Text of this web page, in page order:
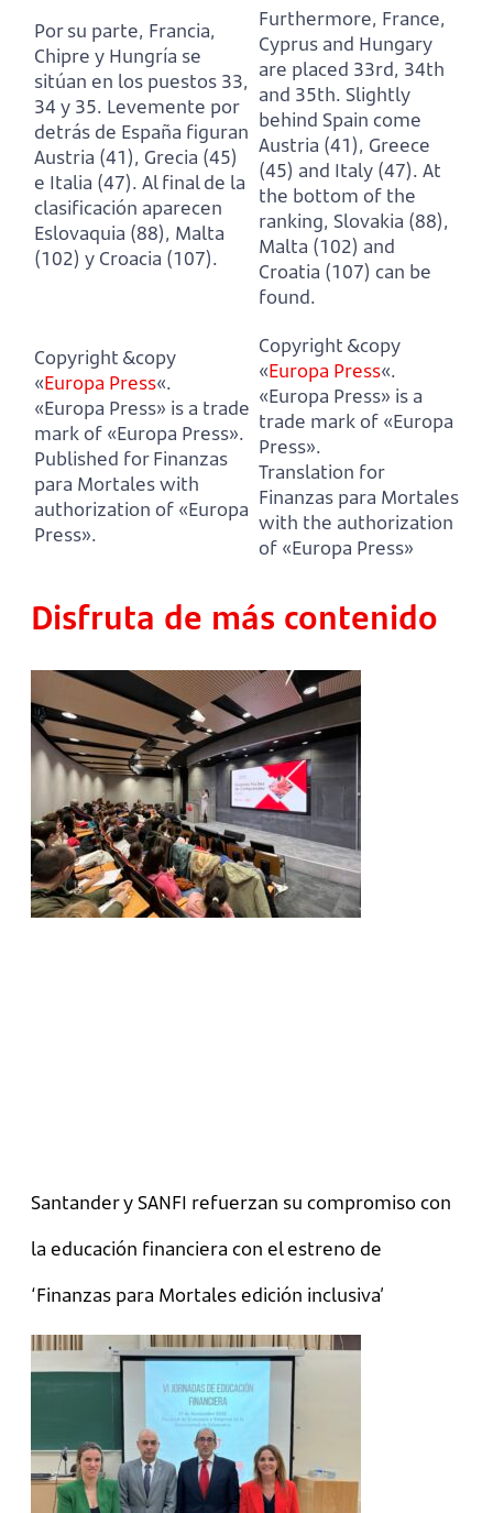
Por su parte, Francia,
Chipre y Hungría se
sitúan en los puestos 33,
34 y 35. Levemente por
detrás de España figuran
Austria (41), Grecia (45)
e Italia (47). Al final de la
clasificación aparecen
Eslovaquia (88), Malta
(102) y Croacia (107).
Furthermore, France,
Cyprus and Hungary
are placed 33rd, 34th
and 35th. Slightly
behind Spain come
Austria (41), Greece
(45) and Italy (47). At
the bottom of the
ranking, Slovakia (88),
Malta (102) and
Croatia (107) can be
found.
Copyright &copy
«Europa Press«.
«Europa Press» is a trade
mark of «Europa Press».
Published for Finanzas
para Mortales with
authorization of «Europa
Press».
Copyright &copy
«Europa Press«.
«Europa Press» is a
trade mark of «Europa
Press».
Translation for
Finanzas para Mortales
with the authorization
of «Europa Press»
Disfruta de más contenido
Santander y SANFI refuerzan su compromiso con
la educación financiera con el estreno de
‘Finanzas para Mortales edición inclusiva’